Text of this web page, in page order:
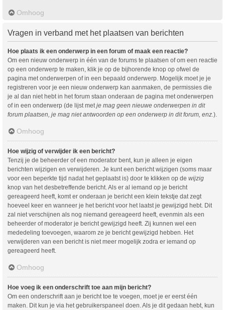
Omhoog
Vragen in verband met het plaatsen van berichten
Hoe plaats ik een onderwerp in een forum of maak een reactie?
Om een nieuw onderwerp in één van de forums te plaatsen of om een reactie
op een onderwerp te maken, klik je op de bijhorende knop op ofwel de
pagina met onderwerpen of in een bepaald onderwerp. Mogelijk moet je je
registreren voor je een nieuw onderwerp kan aanmaken, de permissies die
je al dan niet hebt in het forum staan onderaan de pagina met onderwerpen
of in een onderwerp (de lijst met je mag geen nieuwe onderwerpen in dit
forum plaatsen, je mag niet antwoorden op een onderwerp in dit forum, enz. ).
Omhoog
Hoe wijzig of verwijder ik een bericht?
Tenzij je de beheerder of een moderator bent, kun je alleen je eigen
berichten wijzigen en verwijderen. Je kunt een bericht wijzigen (soms maar
voor een beperkte tijd nadat het geplaatst is) door te klikken op de wijzig
knop van het desbetreffende bericht. Als er al iemand op je bericht
gereageerd heeft, komt er onderaan je bericht een klein tekstje dat zegt
hoeveel keer en wanneer je het bericht voor het laatst je gewijzigd hebt. Dit
zal niet verschijnen als nog niemand gereageerd heeft, evenmin als een
beheerder of moderator je bericht gewijzigd heeft. Zij kunnen wel een
mededeling toevoegen, waarom ze je bericht gewijzigd hebben. Het
verwijderen van een bericht is niet meer mogelijk zodra er iemand op
gereageerd heeft.
Omhoog
Hoe voeg ik een onderschrift toe aan mijn bericht?
Om een onderschrift aan je bericht toe te voegen, moet je er eerst één
maken. Dit kun je via het gebruikerspaneel doen. Als je dit gedaan hebt, kun